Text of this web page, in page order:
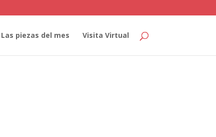
Las piezas del mes Visita Virtual